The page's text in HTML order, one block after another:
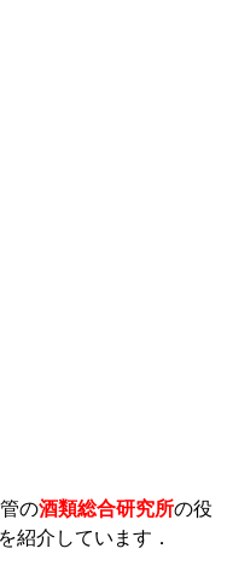
の酒類総合研究所の役
紹介しています．